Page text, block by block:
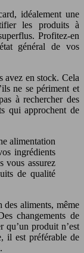
idéalement une
les produits à
Profitez-en
général de vos
avez en stock. Cela
ne se périment et
à rechercher des
qui approchent de
ingrédients
vous assurez
de qualité
aliments, même
changements de
qu’un produit n’est
il est préférable de